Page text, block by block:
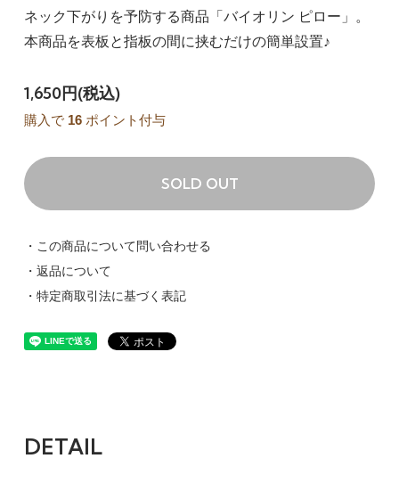
ネック下がりを予防する商品「バイオリン ピロー」。
本商品を表板と指板の間に挟むだけの簡単設置♪
1,650円(税込)
購入で 16ポイント付与
SOLD OUT
・この商品について問い合わせる
・返品について
・特定商取引法に基づく表記
DETAIL